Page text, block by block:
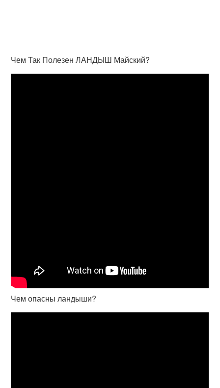
Чем Так Полезен ЛАНДЫШ Майский?
Чем опасны ландыши?